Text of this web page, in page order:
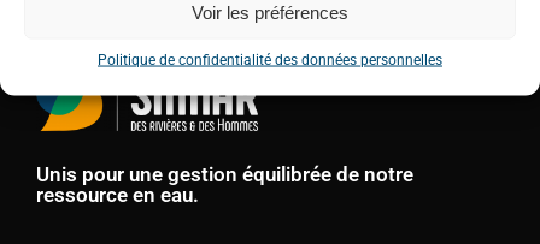
Voir les préférences
Politique de confidentialité des données personnelles
Unis pour une gestion équilibrée de notre
ressource en eau.